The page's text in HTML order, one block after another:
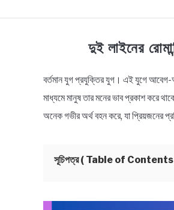
TECHNOLOGY
দুই লাইনের
in
Bengali
Status
বর্তমান যুগ প্রযুক্তির যুগ। এই যুগে আবেগ-
মাধ্যমে মানুষ তার মনের ভাব প্রকাশ করে
অনেক গভীর অর্থ বহন করে, যা প্রিয়জনের
সূচিপত্র ( Table of